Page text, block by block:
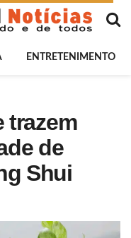
ENTRETENIMENTO
trazem
de
Shui